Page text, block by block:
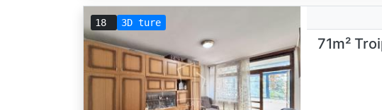
18 3D ture
71m²